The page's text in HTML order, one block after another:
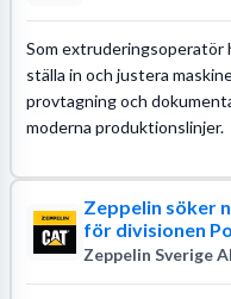
Som extruderingsoperatör
ställa in och justera
provtagning och
moderna produktionslinjer.
Zeppelin söker
för divisionen
Zeppelin Sverige